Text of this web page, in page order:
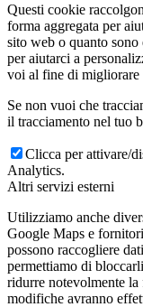
Questi cookie
forma aggregata per
sito web o quanto
per aiutarci a
voi al fine di migliorare
Se non vuoi che
il tracciamento nel tuo
Clicca per attivare/
Analytics.
Altri servizi esterni
Utilizziamo anche
Google Maps e
possono raccogliere
permettiamo di
ridurre notevolmente la
modifiche avranno